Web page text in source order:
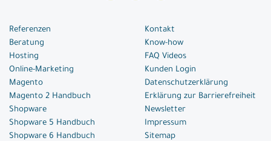
Referenzen
Beratung
Hosting
Online-Marketing
Magento
Magento 2 Handbuch
Shopware
Shopware 5 Handbuch
Shopware 6 Handbuch
Kontakt
Know-how
FAQ Videos
Kunden Login
Datenschutzerklärung
Erklärung zur Barrierefreiheit
Newsletter
Impressum
Sitemap